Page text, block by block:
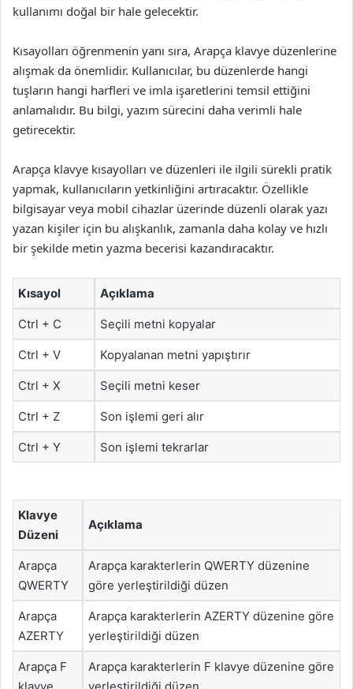
kullanımı doğal bir hale gelecektir.
Kısayolları öğrenmenin yanı sıra, Arapça klavye düzenlerine
alışmak da önemlidir. Kullanıcılar, bu düzenlerde hangi
tuşların hangi harfleri ve imla işaretlerini temsil ettiğini
anlamalıdır. Bu bilgi, yazım sürecini daha verimli hale
getirecektir.
Arapça klavye kısayolları ve düzenleri ile ilgili sürekli pratik
yapmak, kullanıcıların yetkinliğini artıracaktır. Özellikle
bilgisayar veya mobil cihazlar üzerinde düzenli olarak yazı
yazan kişiler için bu alışkanlık, zamanla daha kolay ve hızlı
bir şekilde metin yazma becerisi kazandıracaktır.
Kısayol Açıklama
Ctrl + C Seçili metni kopyalar
Ctrl + V Kopyalanan metni yapıştırır
Ctrl + X Seçili metni keser
Ctrl + Z Son işlemi geri alır
Ctrl + Y Son işlemi tekrarlar
Klavye
Düzeni
Açıklama
Arapça
QWERTY
Arapça karakterlerin QWERTY düzenine
göre yerleştirildiği düzen
Arapça
AZERTY
Arapça karakterlerin AZERTY düzenine göre
yerleştirildiği düzen
Arapça F
Arapça karakterlerin F klavye düzenine göre